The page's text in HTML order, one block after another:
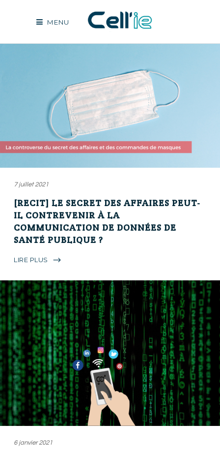
MENU
7 juillet 2021
[RECIT] LE SECRET DES AFFAIRES PEUT-
IL CONTREVENIR À LA
COMMUNICATION DE DONNÉES DE
SANTÉ PUBLIQUE ?
LIRE PLUS
6 janvier 2021